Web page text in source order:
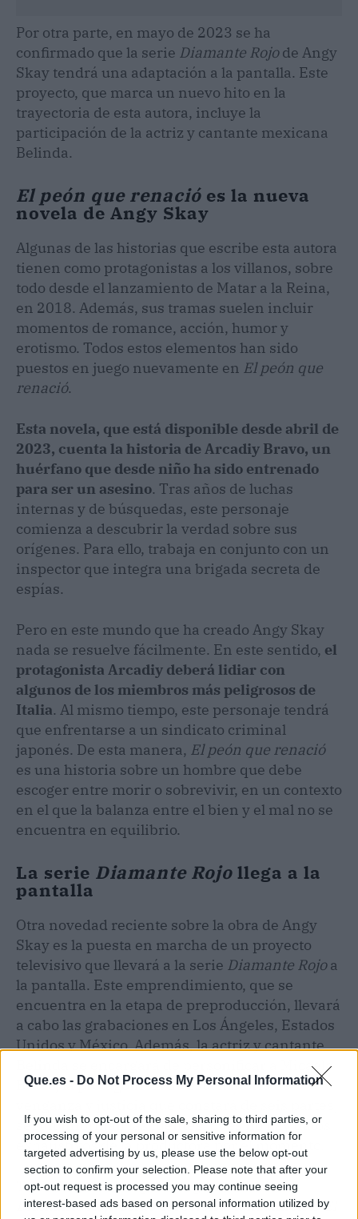
Que.es - Do Not Process My Personal Information
If you wish to opt-out of the sale, sharing to third parties, or
processing of your personal or sensitive information for
targeted advertising by us, please use the below opt-out
section to confirm your selection. Please note that after your
opt-out request is processed you may continue seeing
interest-based ads based on personal information utilized by
Por otra parte, en mayo de 2023 se ha
confirmado que la serie Diamante Rojode Angy
Skay tendrá una adaptación a la pantalla. Este
proyecto, que marca un nuevo hito en la
trayectoria de esta autora, incluye la
participación de la actriz y cantante mexicana
Belinda.
El peón que renació es la nueva
novela de Angy Skay
Algunas de las historias que escribe esta autora
tienen como protagonistas a los villanos, sobre
todo desde el lanzamiento de Matar a la Reina,
en 2018. Además, sus tramas suelen incluir
momentos de romance, acción, humor y
erotismo. Todos estos elementos han sido
puestos en juego nuevamente en El peón que
renació.
Esta novela, que está disponible desde abril de
2023, cuenta la historia de Arcadiy Bravo, un
huérfano que desde niño ha sido entrenado
para ser un asesino. Tras años de luchas
internas y de búsquedas, este personaje
comienza a descubrir la verdad sobre sus
orígenes. Para ello, trabaja en conjunto con un
inspector que integra una brigada secreta de
espías.
Pero en este mundo que ha creado Angy Skay
nada se resuelve fácilmente. En este sentido, el
protagonista Arcadiy deberá lidiar con
algunos de los miembros más peligrosos de
Italia. Al mismo tiempo, este personaje tendrá
que enfrentarse a un sindicato criminal
japonés. De esta manera, El peón que renació
es una historia sobre un hombre que debe
escoger entre morir o sobrevivir, en un contexto
en el que la balanza entre el bien y el mal no se
encuentra en equilibrio.
La serie Diamante Rojo llega a la
pantalla
Otra novedad reciente sobre la obra de Angy
Skay es la puesta en marcha de un proyecto
televisivo que llevará a la serie Diamante Rojoa
la pantalla. Este emprendimiento, que se
encuentra en la etapa de preproducción, llevará
a cabo las grabaciones en Los Ángeles, Estados
Unidos y México. Además, la actriz y cantante
Belinda se encargará de personificar a Micaela
Bravo, la protagonista de esta historia de
según informan las fuentes, pues no hay datos
exhaustivos de la productora por el momento.
Tanto las novelas que integran la serie
Diamante Rojocomo el reciente lanzamientoEl